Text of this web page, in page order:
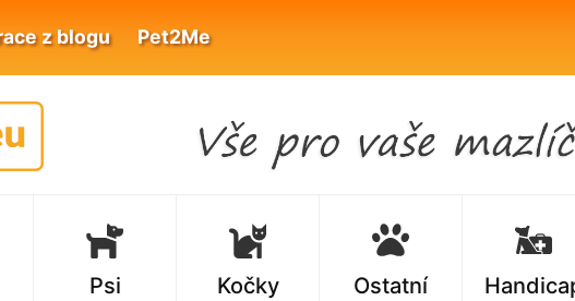
z blogu Pet2Me
Psi Kočky Ostatní